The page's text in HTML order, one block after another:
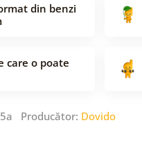
din benzi
care o poate
Producător: Dovido